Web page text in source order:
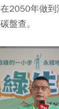
2050年做
盤查。